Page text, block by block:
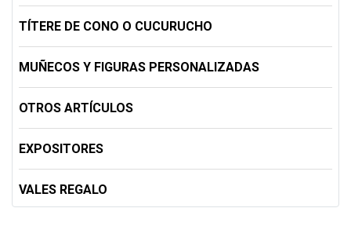
TÍTERE DE CONO O CUCURUCHO
MUÑECOS Y FIGURAS PERSONALIZADAS
OTROS ARTÍCULOS
EXPOSITORES
VALES REGALO